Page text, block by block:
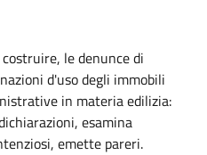
le denunce di
d'uso degli immobili
in materia edilizia:
esamina
emette pareri.